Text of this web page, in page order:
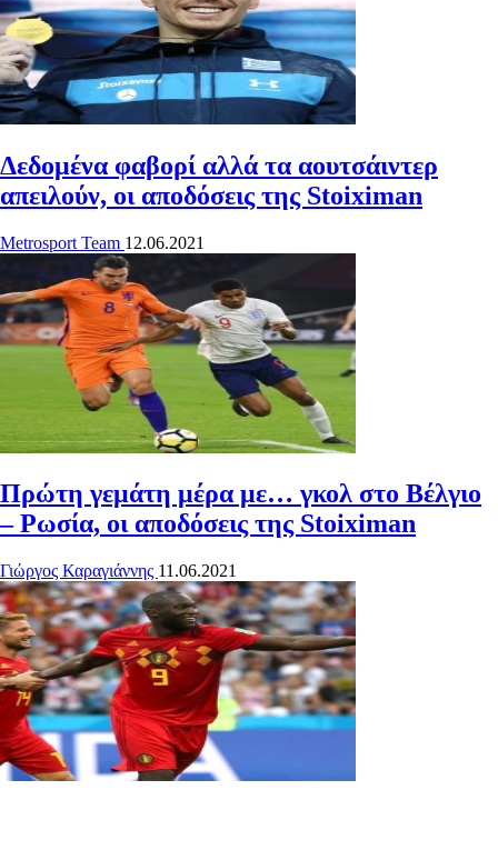
Δεδομένα φαβορί αλλά τα αουτσάιντερ
απειλούν, οι αποδόσεις της Stoiximan
Metrosport Team 12.06.2021
Πρώτη γεμάτη μέρα με… γκολ στο Βέλγιο
– Ρωσία, οι αποδόσεις της Stoiximan
Γιώργος Καραγιάννης 11.06.2021